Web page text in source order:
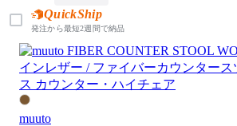
QuickShip
発注から最短2週間で納品
muuto